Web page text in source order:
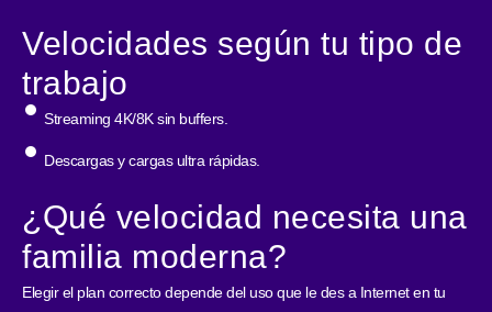
Velocidades según tu tipo de
trabajo
Streaming 4K/8K sin buffers.
Descargas y cargas ultra rápidas.
¿Qué velocidad necesita una
familia moderna?
Elegir el plan correcto depende del uso que le des a Internet en tu